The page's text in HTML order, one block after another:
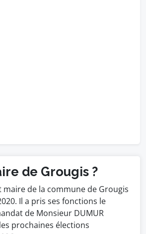
de Grougis ?
maire de la commune de Grougis
Il a pris ses fonctions le
de Monsieur DUMUR
prochaines élections